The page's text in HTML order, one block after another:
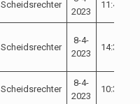
Scheidsrechter
2023
11:45
Scheidsrechter
8-4-
2023
14:30
Scheidsrechter
8-4-
2023
10:30